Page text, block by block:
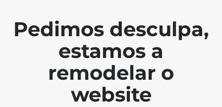
Pedimos desculpa,
estamos a
remodelar o
website